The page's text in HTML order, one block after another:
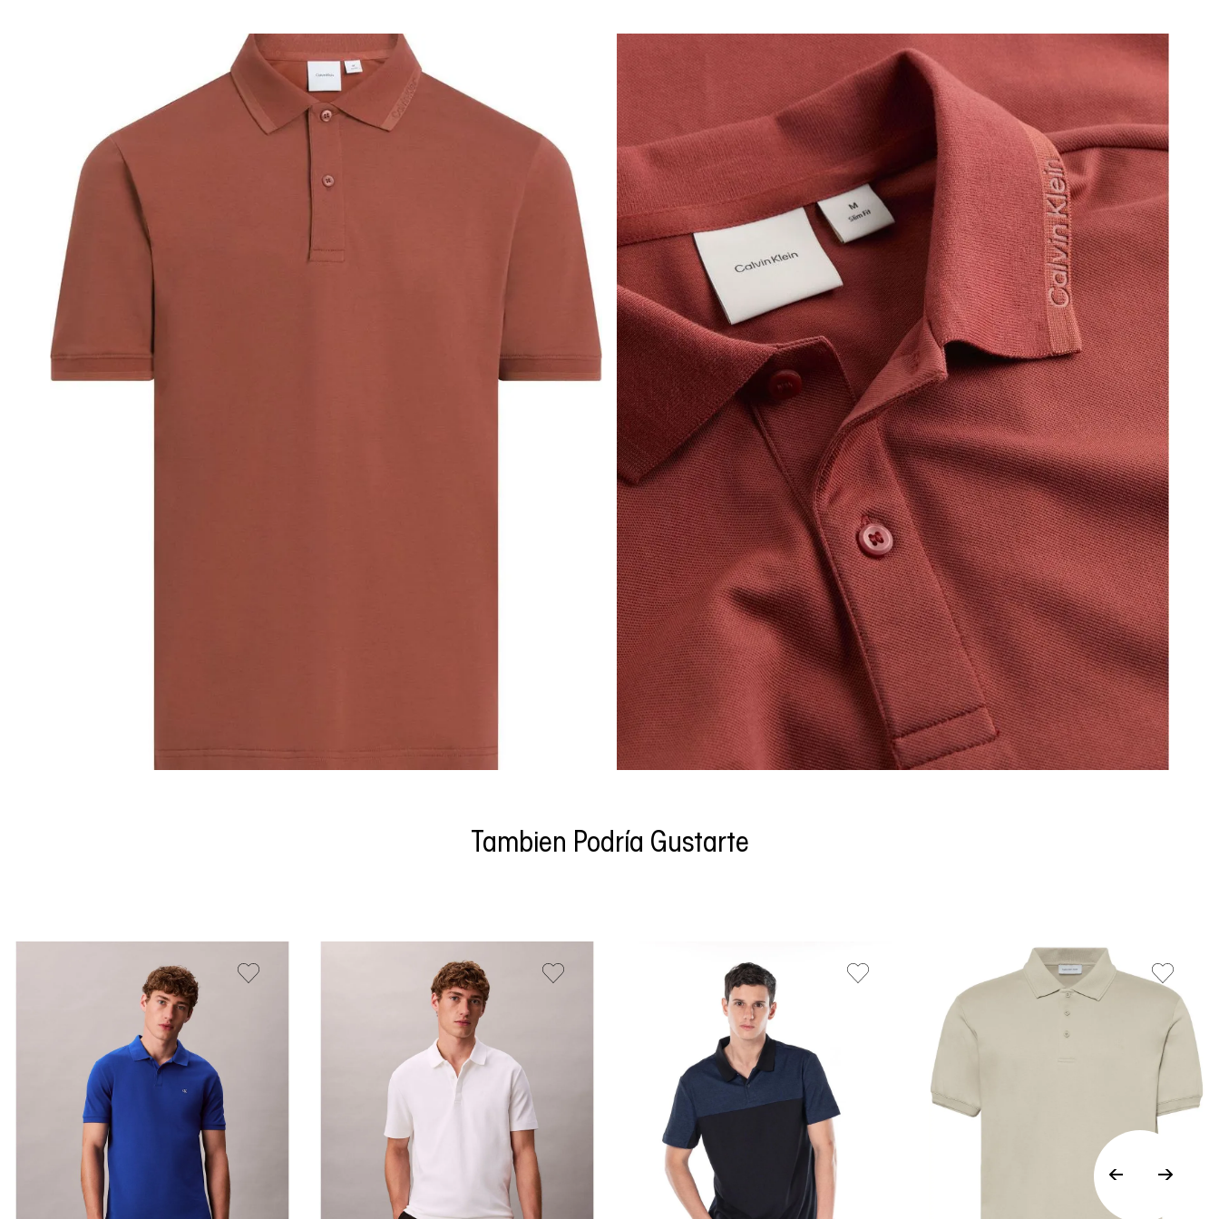
• La primera solicitud de cambio o devolución es gratuita.
• El tiempo de reembolso de dinero varía según el método de pago y tu entidad bancaria,
pudiendo tomar hasta 10 días hábiles.
• El plazo para la devolución de compra por derecho a retracto es de hasta 10 días contados
desde la recepción del producto.
Tambien Podría Gustarte